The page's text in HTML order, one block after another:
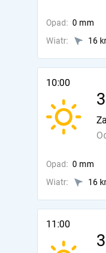
Opad: 0 mm
Wiatr:
16
10:00
Opad: 0 mm
Wiatr:
16
11:00